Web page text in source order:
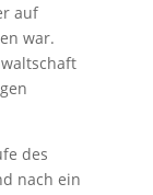
auf
war.
des
nach ein